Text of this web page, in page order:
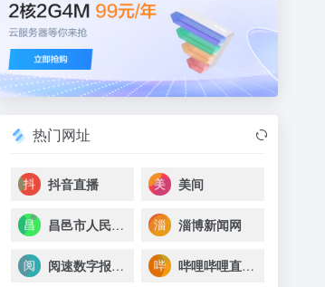
热门网址
抖音直播 美间
昌邑市人民医院 淄博新闻网
阅速数字报刊系统(53BK) 哔哩哔哩直播，二次元弹幕直播平台